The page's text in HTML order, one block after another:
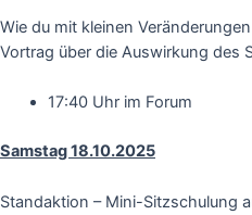
Wie du mit kleinen
Vortrag über die Auswirkung des
17:40 Uhr im Forum
Samstag 18.10.2025
Standaktion – Mini-Sitzschulung